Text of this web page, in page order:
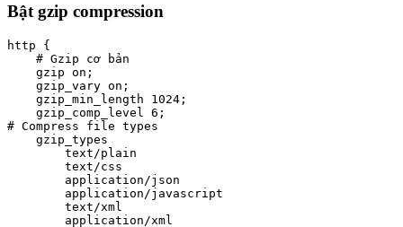
Bật gzip compression
http {
    # Gzip cơ bản
    gzip on;
    gzip_vary on;
    gzip_min_length 1024;
    gzip_comp_level 6;
# Compress file types
    gzip_types
        text/plain
        text/css
        application/json
        application/javascript
        text/xml
        application/xml